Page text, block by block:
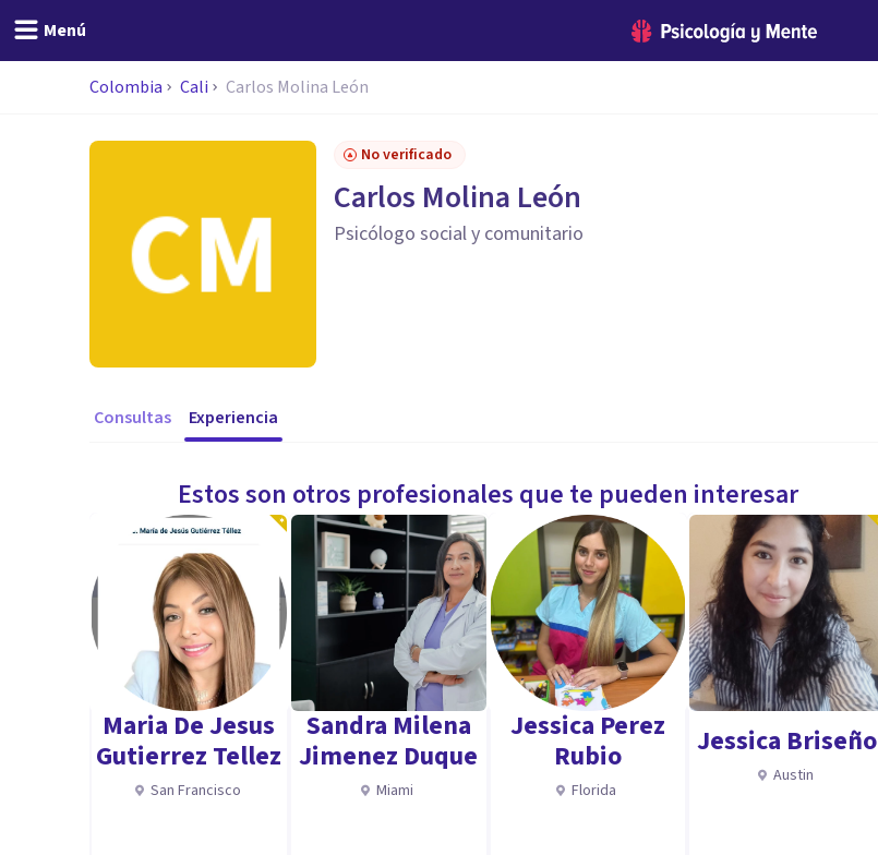
Menú
Colombia Cali Carlos Molina León
No verificado
Carlos Molina León
Psicólogo social y comunitario
Consultas Experiencia
Estos son otros profesionales que te pueden interesar
Maria De Jesus
Gutierrez Tellez
San Francisco
Sandra Milena
Jimenez Duque
Miami
Jessica Perez
Rubio
Florida
Jessica Briseño
Austin